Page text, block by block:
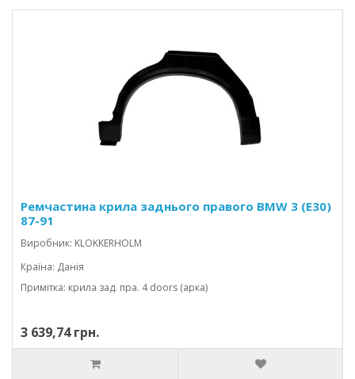
Ремчастина крила заднього правого BMW 3 (E30)
87-91
Виробник: KLOKKERHOLM
Країна: Данія
Примітка: крила зад. пра. 4 doors (арка)
3 639,74 грн.